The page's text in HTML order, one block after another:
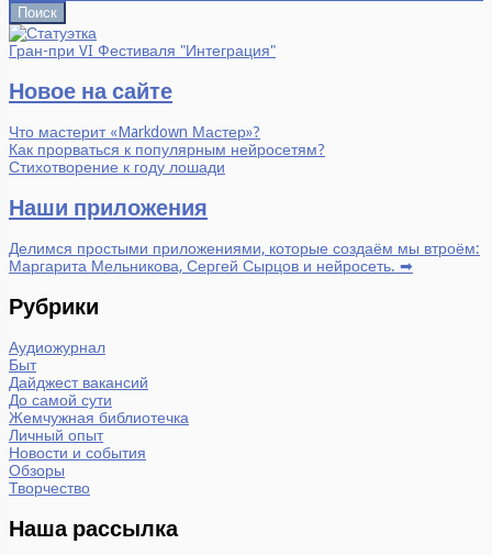
Гран-при VI Фестиваля "Интеграция"
Новое на сайте
Что мастерит «Markdown Мастер»?
Как прорваться к популярным нейросетям?
Стихотворение к году лошади
Наши приложения
Делимся простыми приложениями, которые создаём мы втроём:
Маргарита Мельникова, Сергей Сырцов и нейросеть. ➡
Рубрики
Аудиожурнал
Быт
Дайджест вакансий
До самой сути
Жемчужная библиотечка
Личный опыт
Новости и события
Обзоры
Творчество
Наша рассылка